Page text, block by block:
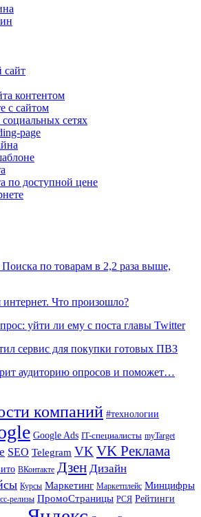
сайт
контентом
с сайтом
сетях
page
по доступной цене
по товарам в 2,2 раза выше,
Что произошло?
уйти ли ему с поста главы Twitter
сервис для покупки готовых ПВЗ
аудиторию опросов и поможет…
компаний #технологии
Google Ads IT-специалисты myTarget
SEO Telegram VK VK Реклама
ВКонтакте Дзен Дизайн
Курсы Маркетинг Маркетплейс Минцифры
релизы ПромоСтраницы РСЯ Рейтинги